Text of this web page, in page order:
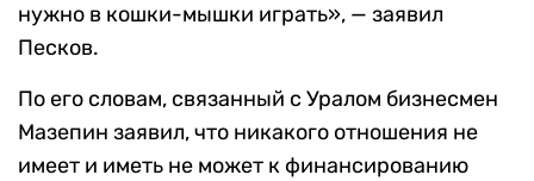
нужно в кошки-мышки играть», — заявил
Песков.
По его словам, связанный с Уралом бизнесмен
Мазепин заявил, что никакого отношения не
имеет и иметь не может к финансированию